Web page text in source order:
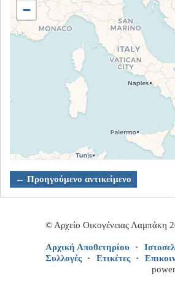
−
← Προηγούμενο αντικείμενο
© Αρχείο Οικογένειας Λαμπάκη
Αρχική Αποθετηρίου
Συλλογές
Ετικέτες